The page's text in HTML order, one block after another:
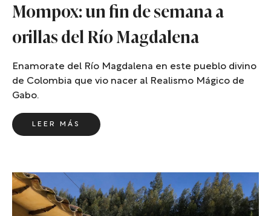
Mompox: un fin de semana a
orillas del Río Magdalena
Enamorate del Río Magdalena en este pueblo divino
de Colombia que vio nacer al Realismo Mágico de
Gabo.
LEER MÁS